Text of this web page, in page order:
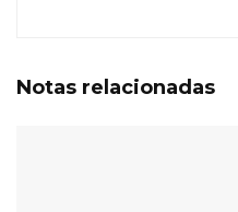
Notas relacionadas